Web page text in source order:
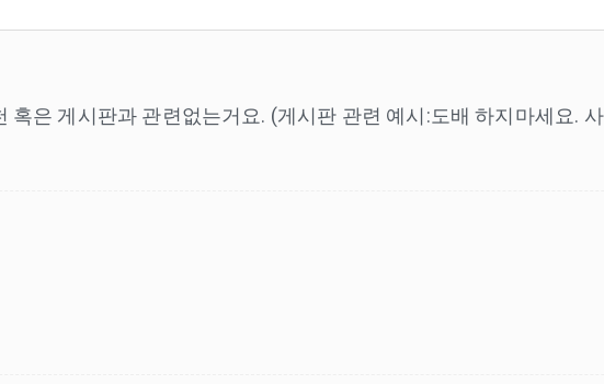
은 게시판과 관련없는거요. (게시판 관련 예시:도배 하지마세요.